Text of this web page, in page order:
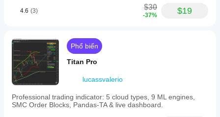
4.6 (3) $30
-37% $19
Phổ biến
Titan Pro
lucassvalerio
Professional trading indicator: 5 cloud types, 9 ML engines,
SMC Order Blocks, Pandas-TA & live dashboard.